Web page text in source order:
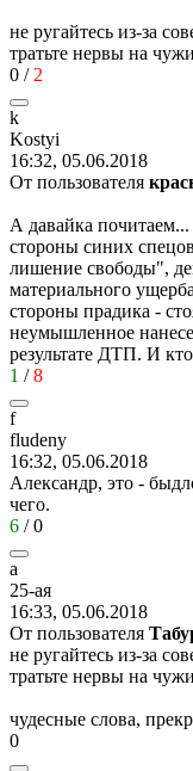
не ругайтесь из-за
тратьте нервы на
0 / 2
k
Kostyi
16:32, 05.06.2018
От пользователя
А давайка
стороны синих
лишение свободы",
материального
стороны прадика -
неумышленное
результате ДТП. И
1 /8
f
fludeny
16:32, 05.06.2018
Александр, это -
чего.
6 /0
a
25-aя
16:33, 05.06.2018
От пользователя
не ругайтесь из-за
тратьте нервы на
чудесные слова,
0